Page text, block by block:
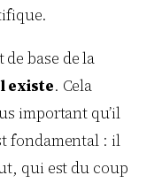
base de la
existe. Cela
important qu’il
fondamental : il
qui est du coup